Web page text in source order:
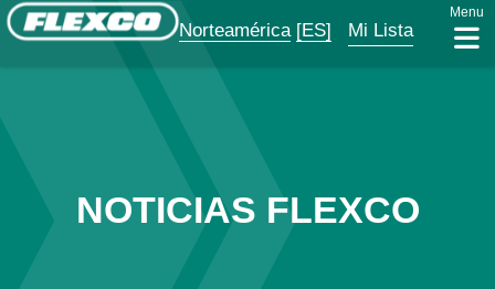
Norteamérica [ES] Mi Lista
Menu
NOTICIAS FLEXCO